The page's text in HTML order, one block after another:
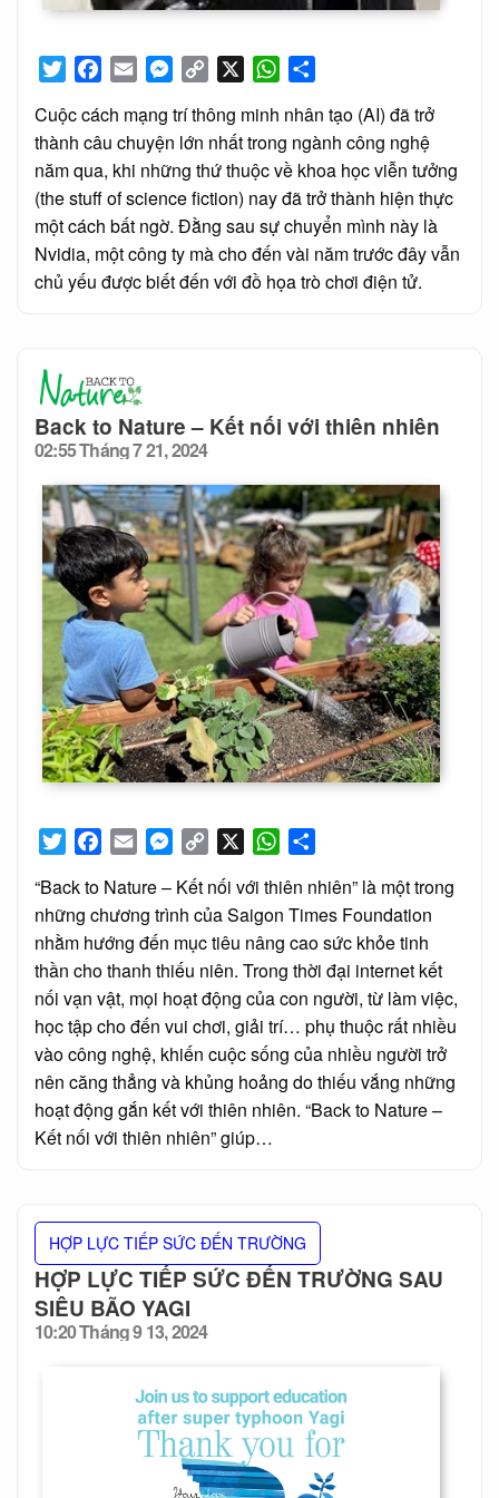
TwitterFacebook
Email Messenger
Copy
WhatsApp
Cuộc cách mạng trí thông minh nhân tạo (AI) đã trở
thành câu chuyện lớn nhất trong ngành công nghệ
năm qua, khi những thứ thuộc về khoa học viễn tưởng
(the stuff of science fiction) nay đã trở thành hiện thực
một cách bất ngờ. Đằng sau sự chuyển mình này là
Nvidia, một công ty mà cho đến vài năm trước đây vẫn
chủ yếu được biết đến với đồ họa trò chơi điện tử.
TwitterFacebook
Email Messenger
Copy
WhatsApp
“Back to Nature – Kết nối với thiên nhiên” là một trong
những chương trình của Saigon Times Foundation
nhằm hướng đến mục tiêu nâng cao sức khỏe tinh
thần cho thanh thiếu niên. Trong thời đại internet kết
nối vạn vật, mọi hoạt động của con người, từ làm việc,
học tập cho đến vui chơi, giải trí… phụ thuộc rất nhiều
vào công nghệ, khiến cuộc sống của nhiều người trở
nên căng thẳng và khủng hoảng do thiếu vắng những
hoạt động gắn kết với thiên nhiên. “Back to Nature –
Kết nối với thiên nhiên” giúp…
Back to Nature – Kết nối với thiên nhiên
Posted
on
02:55 Tháng 7 21, 2024
HỢP LỰC TIẾP SỨC ĐẾN TRƯỜNG
HỢP LỰC TIẾP SỨC ĐẾN TRƯỜNG SAU
SIÊU BÃO YAGI
Posted
10:20 Tháng 9 13, 2024